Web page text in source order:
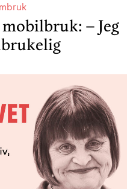
– Jeg